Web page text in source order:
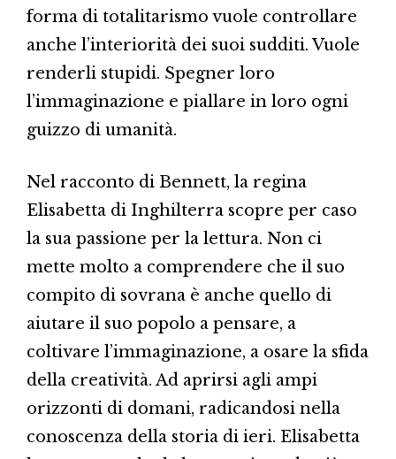
forma di totalitarismo vuole controllare
anche l’interiorità dei suoi sudditi. Vuole
renderli stupidi. Spegner loro
l’immaginazione e piallare in loro ogni
guizzo di umanità.
Nel racconto di Bennett, la regina
Elisabetta di Inghilterra scopre per caso
la sua passione per la lettura. Non ci
mette molto a comprendere che il suo
compito di sovrana è anche quello di
aiutare il suo popolo a pensare, a
coltivare l’immaginazione, a osare la sfida
della creatività. Ad aprirsi agli ampi
orizzonti di domani, radicandosi nella
conoscenza della storia di ieri. Elisabetta